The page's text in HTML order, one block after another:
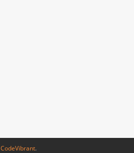
CodeVibrant.